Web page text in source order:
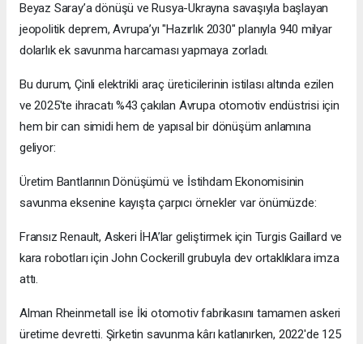
Beyaz Saray’a dönüşü ve Rusya-Ukrayna savaşıyla başlayan
jeopolitik deprem, Avrupa’yı "Hazırlık 2030" planıyla 940 milyar
dolarlık ek savunma harcaması yapmaya zorladı.
Bu durum, Çinli elektrikli araç üreticilerinin istilası altında ezilen
ve 2025'te ihracatı %43 çakılan Avrupa otomotiv endüstrisi için
hem bir can simidi hem de yapısal bir dönüşüm anlamına
geliyor:
Üretim Bantlarının Dönüşümü ve İstihdam Ekonomisinin
savunma eksenine kayışta çarpıcı örnekler var önümüzde:
Fransız Renault, Askeri İHA’lar geliştirmek için Turgis Gaillard ve
kara robotları için John Cockerill grubuyla dev ortaklıklara imza
attı.
Alman Rheinmetall ise İki otomotiv fabrikasını tamamen askeri
üretime devretti. Şirketin savunma kârı katlanırken, 2022'de 125